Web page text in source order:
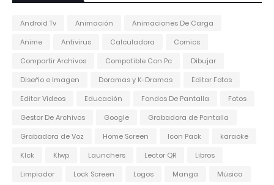
Android Tv Animación
Animaciones De Carga
Anime
Antivirus Calculadora
Comics
Compartir Archivos
Compatible Con Pc
Dibujar
Diseño e Imagen
Doramas y K-Dramas
Editar Fotos
Editar Videos
Educación Fondos De Pantalla
Fotos
Gestor De Archivos
Google
Grabadora de Pantalla
Grabadora de Voz
Home Screen Icon Pack
karaoke
Klck
Klwp Launchers Lector QR
Libros
Limpiador
Lock Screen Logos Manga
Música